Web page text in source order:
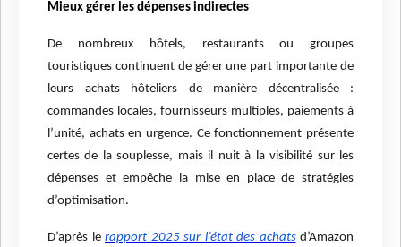
Mieux gérer les dépenses indirectes
De nombreux hôtels, restaurants ou groupes
touristiques continuent de gérer une part importante de
leurs achats hôteliers de manière décentralisée :
commandes locales, fournisseurs multiples, paiements à
l’unité, achats en urgence. Ce fonctionnement présente
certes de la souplesse, mais il nuit à la visibilité sur les
dépenses et empêche la mise en place de stratégies
d’optimisation.
D’après le rapport 2025 sur l’état des achatsd’Amazon